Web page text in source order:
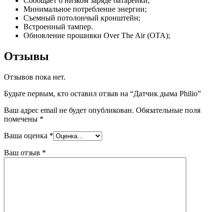
Минимальное потребление энергии;
Съемный потолончый кронштейн;
Встроенный тампер.
Обновление прошивки Over The Air (OTA);
Отзывы
Отзывов пока нет.
Будьте первым, кто оставил отзыв на “Датчик дыма Philio”
Ваш адрес email не будет опубликован. Обязательные поля
помечены *
Ваша оценка *
Ваш отзыв *